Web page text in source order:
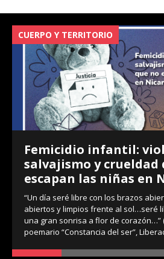
CUERPO Y TERRITORIO
Femicidio infantil:
salvajismo y crueldad
escapan las niñas en
“Un día seré libre con los brazos
abiertos y limpios frente al sol…seré
una gran sonrisa a flor de corazón…”
poemario “Constancia del ser”,